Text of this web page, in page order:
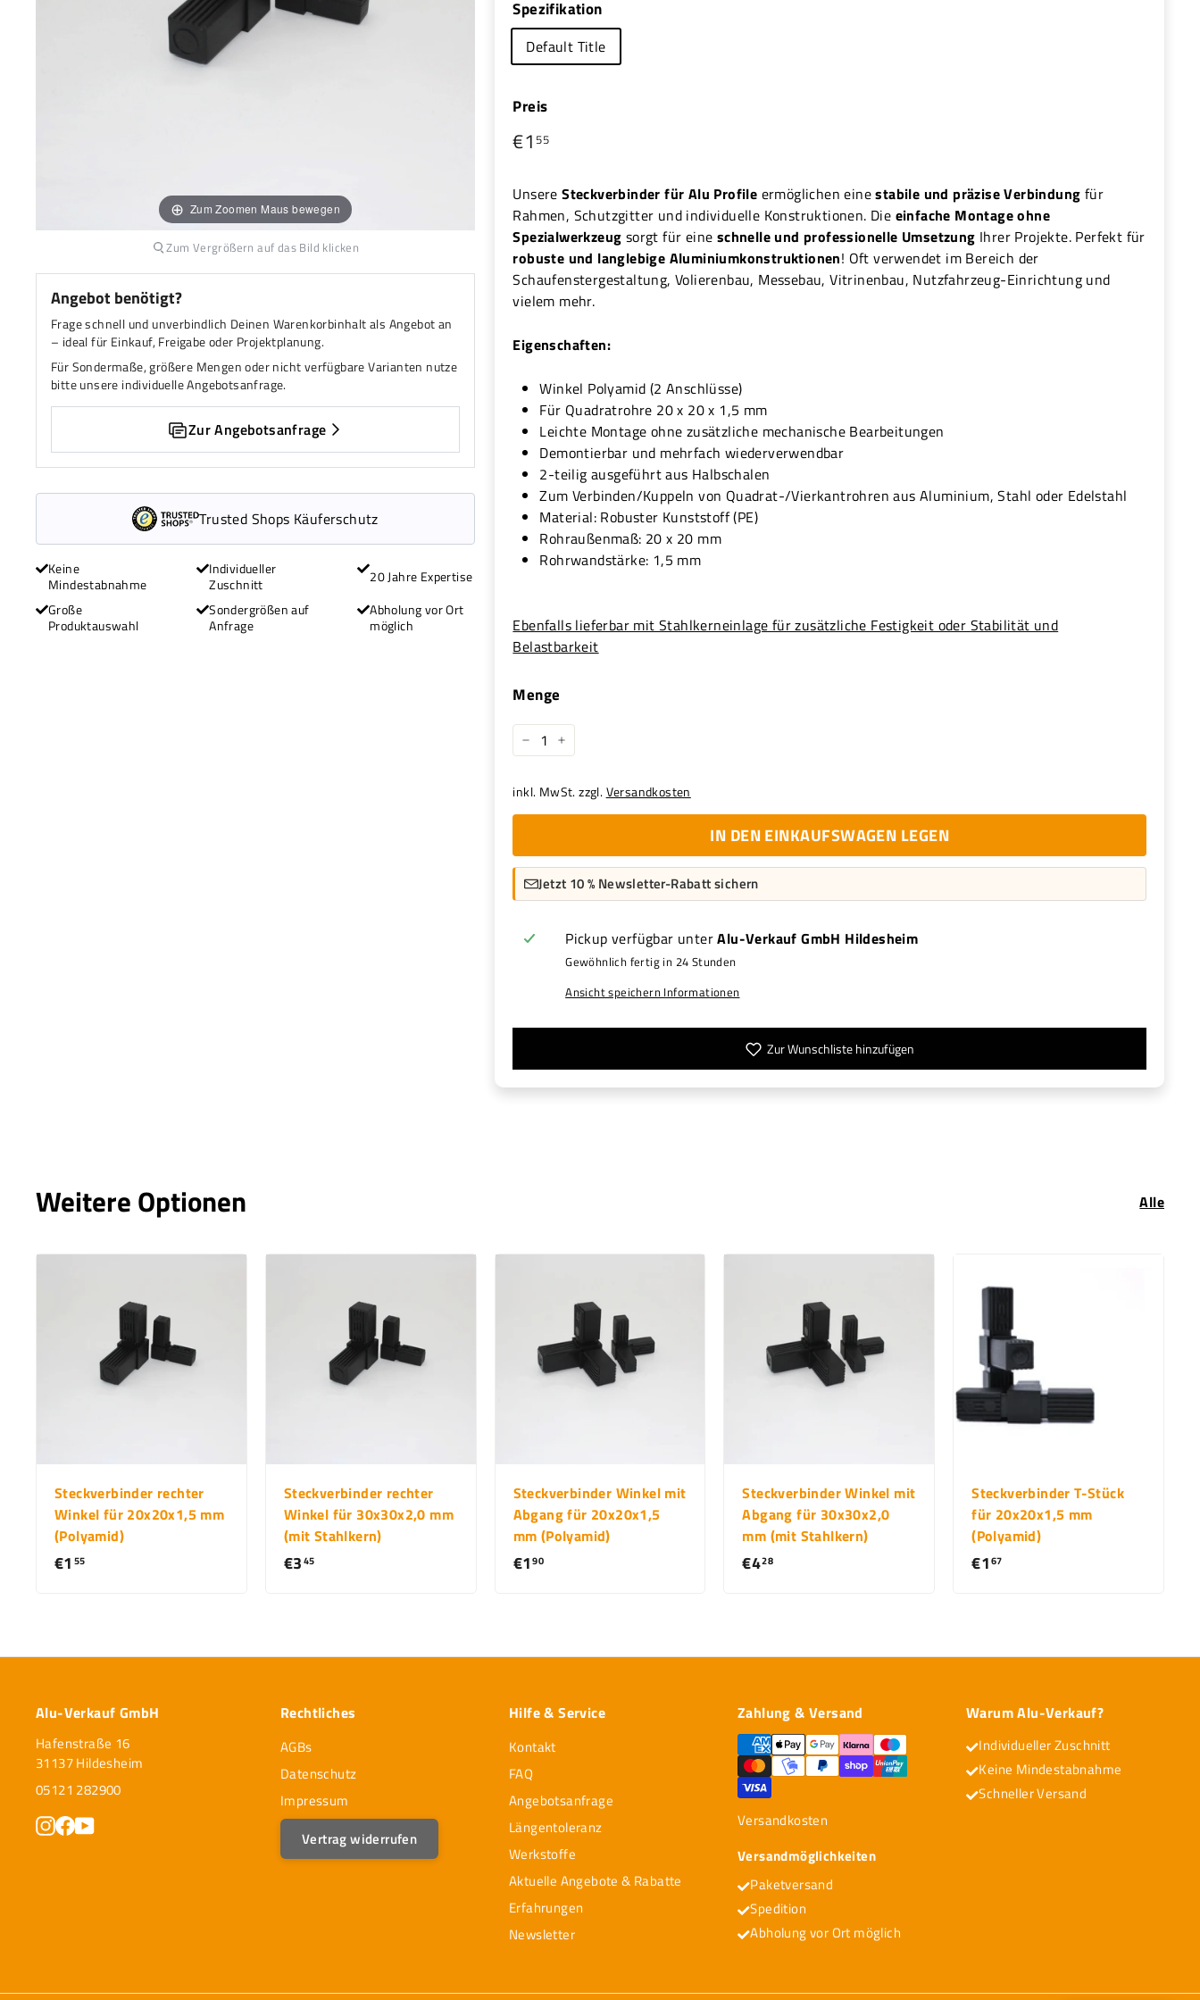
Zum Zoomen Maus bewegen
Zum Vergrößern auf das Bild klicken
Angebot benötigt?
Frage schnell und unverbindlich Deinen Warenkorbinhalt als Angebot an
– ideal für Einkauf, Freigabe oder Projektplanung.
Für Sondermaße, größere Mengen oder nicht verfügbare Varianten nutze
bitte unsere individuelle Angebotsanfrage.
Zur Angebotsanfrage
Trusted Shops Käuferschutz
Keine
Mindestabnahme
Große
Produktauswahl
Individueller
Zuschnitt
Sondergrößen auf
Anfrage
20 Jahre Expertise
Abholung vor Ort
möglich
Spezifikation
Default Title
Preis
Normaler
€1 55
UnsereSteckverbinder für Alu Profile ermöglichen einestabile und präzise Verbindung für
Rahmen, Schutzgitter und individuelle Konstruktionen. Die einfache Montage ohne
Spezialwerkzeug sorgt für eine schnelle und professionelle Umsetzung Ihrer Projekte. Perfekt für
robuste und langlebige Aluminiumkonstruktionen! Oft verwendet im Bereich der
Schaufenstergestaltung, Volierenbau, Messebau, Vitrinenbau, Nutzfahrzeug-Einrichtung und
vielem mehr.
Eigenschaften:
Winkel Polyamid (2 Anschlüsse)
Für Quadratrohre 20 x 20 x 1,5 mm
Leichte Montage ohne zusätzliche mechanische Bearbeitungen
Demontierbar und mehrfach wiederverwendbar
2-teilig ausgeführt aus Halbschalen
Zum Verbinden/Kuppeln von Quadrat-/Vierkantrohren aus Aluminium, Stahl oder Edelstahl
Material: Robuster Kunststoff (PE)
Rohraußenmaß: 20 x 20 mm
Rohrwandstärke: 1,5 mm
Ebenfalls lieferbar mit Stahlkerneinlage für zusätzliche Festigkeit oder Stabilität und
Belastbarkeit
Menge
− +
inkl. MwSt. zzgl. Versandkosten
IN DEN EINKAUFSWAGEN LEGEN
Jetzt 10 % Newsletter-Rabatt sichern
Pickup verfügbar unterAlu-Verkauf GmbH Hildesheim
Gewöhnlich fertig in 24 Stunden
Ansicht speichern Informationen
Zur Wunschliste hinzufügen
Weitere Optionen Alle
Steckverbinder rechter
Winkel für 20x20x1,5 mm
(Polyamid)
€1 55
5
Steckverbinder rechter
Winkel für 30x30x2,0 mm
(mit Stahlkern)
€345
5
Steckverbinder Winkel mit
Abgang für 20x20x1,5
mm (Polyamid)
€1 90
0
Steckverbinder Winkel mit
Abgang für 30x30x2,0
mm (mit Stahlkern)
€428
8
Steckverbinder T-Stück
für 20x20x1,5 mm
(Polyamid)
€167
7
Alu-Verkauf GmbH
Hafenstraße 16
31137 Hildesheim
05121 282900
Instagram
Facebook
Rechtliches
AGBs
Datenschutz
Impressum
Vertrag widerrufen
Hilfe & Service
Kontakt
FAQ
Angebotsanfrage
Längentoleranz
Werkstoffe
Aktuelle Angebote & Rabatte
Erfahrungen
Newsletter
Zahlung & Versand
Versandkosten
Versandmöglichkeiten
Paketversand
Spedition
Abholung vor Ort möglich
Warum Alu-Verkauf?
Individueller Zuschnitt
Keine Mindestabnahme
Schneller Versand